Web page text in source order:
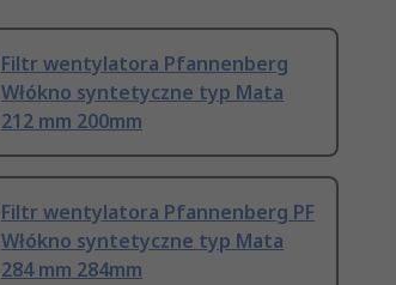
Filtr wentylatora Pfannenberg
Włókno syntetyczne typ Mata
212 mm 200mm
Filtr wentylatora Pfannenberg PF
Włókno syntetyczne typ Mata
284 mm 284mm